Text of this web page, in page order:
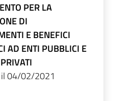
PER LA
DI
E BENEFICI
AD ENTI PUBBLICI E
04/02/2021